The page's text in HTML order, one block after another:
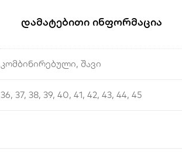
Დამატებითი Ინფორმაცია
კომბინირებული, შავი
36, 37, 38, 39, 40, 41, 42, 43, 44, 45